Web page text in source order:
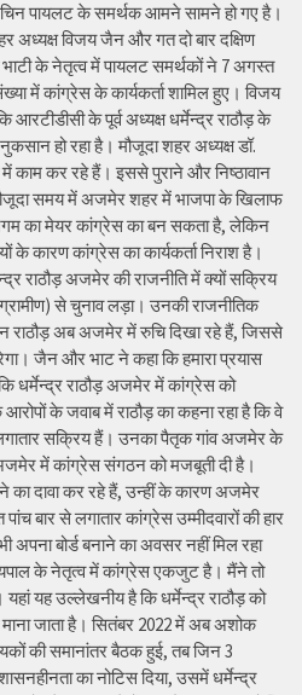
पायलट के समर्थक आमने सामने हो गए है।
अध्यक्ष विजय जैन और गत दो बार दक्षिण
के नेतृत्व में पायलट समर्थकों ने 7 अगस्त
में कांग्रेस के कार्यकर्ता शामिल हुए। विजय
के पूर्व अध्यक्ष धर्मेन्द्र राठौड़ के
हो रहा है। मौजूदा शहर अध्यक्ष डॉ.
काम कर रहे हैं। इससे पुराने और निष्ठावान
मौजूदा समय में अजमेर शहर में भाजपा के खिलाफ
का मेयर कांग्रेस का बन सकता है, लेकिन
के कारण कांग्रेस का कार्यकर्ता निराश है।
राठौड़ अजमेर की राजनीति में क्यों सक्रिय
से चुनाव लड़ा। उनकी राजनीतिक
राठौड़ अब अजमेर में रुचि दिखा रहे हैं, जिससे
जैन और भाट ने कहा कि हमारा प्रयास
राठौड़ अजमेर में कांग्रेस को
के जवाब में राठौड़ का कहना रहा है कि वे
सक्रिय हैं। उनका पैतृक गांव अजमेर के
में कांग्रेस संगठन को मजबूती दी है।
दावा कर रहे हैं, उन्हीं के कारण अजमेर
बार से लगातार कांग्रेस उम्मीदवारों की हार
अपना बोर्ड बनाने का अवसर नहीं मिल रहा
के नेतृत्व में कांग्रेस एकजुट है। मैंने तो
यहां यह उल्लेखनीय है कि धर्मेन्द्र राठौड़ को
जाता है। सितंबर 2022 में अब अशोक
की समानांतर बैठक हुई, तब जिन 3
का नोटिस दिया, उसमें धर्मेन्द्र